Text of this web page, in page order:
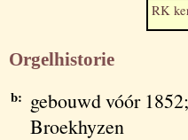
RK
Orgelhistorie
b: gebouwd vóór
Broekhyzen